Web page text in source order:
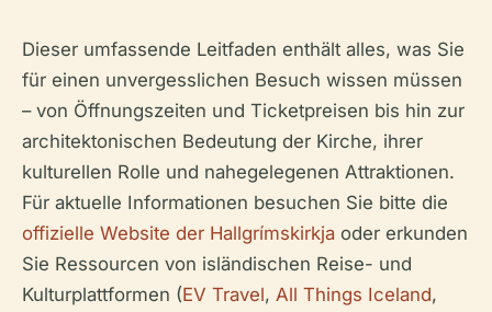
Dieser umfassende Leitfaden enthält alles, was Sie
für einen unvergesslichen Besuch wissen müssen
– von Öffnungszeiten und Ticketpreisen bis hin zur
architektonischen Bedeutung der Kirche, ihrer
kulturellen Rolle und nahegelegenen Attraktionen.
Für aktuelle Informationen besuchen Sie bitte die
offizielle Website der Hallgrímskirkja oder erkunden
Sie Ressourcen von isländischen Reise- und
Kulturplattformen (EV Travel, All Things Iceland,